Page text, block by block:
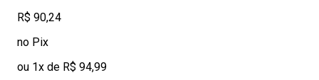
R$ 90,24
no Pix
ou 1x de R$ 94,99